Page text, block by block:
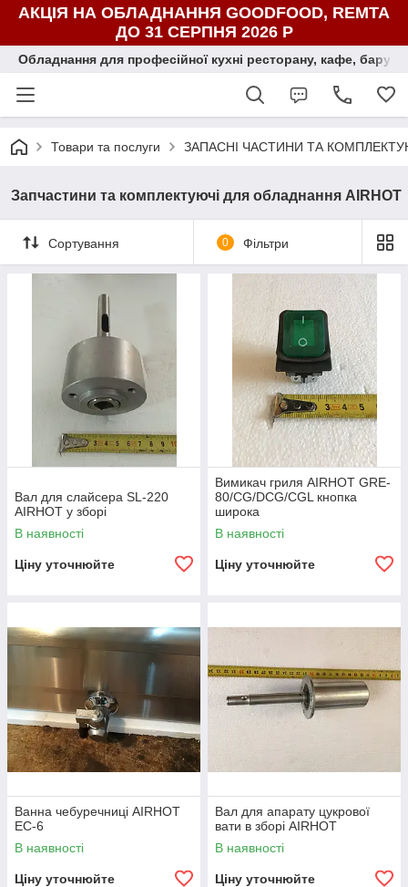
АКЦІЯ НА ОБЛАДНАННЯ GOODFOOD, REMTA
ДО 31 СЕРПНЯ 2026 Р
Обладнання для професійної кухні ресторану, кафе, бару,
Товари та послуги ЗАПАСНІ ЧАСТИНИ ТА
Запчастини та комплектуючі для обладнання AIRHOT
Сортування 0 Фільтри
Вал для слайсера SL-220
AIRHOT у зборі
В наявності
Ціну уточнюйте
Вимикач гриля AIRHOT GRE-
80/CG/DCG/CGL кнопка
широка
В наявності
Ціну уточнюйте
Ванна чебуречниці AIRHOT
EC-6
В наявності
Ціну уточнюйте
Вал для апарату цукрової
вати в зборі AIRHOT
В наявності
Ціну уточнюйте